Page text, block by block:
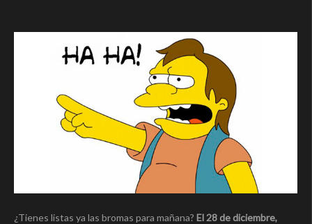
¿Tienes listas ya las bromas para mañana? El 28 de diciembre,